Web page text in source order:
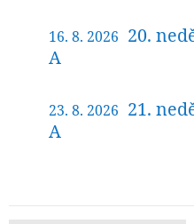
16. 8. 2026 20.
A
23. 8. 2026 21.
A